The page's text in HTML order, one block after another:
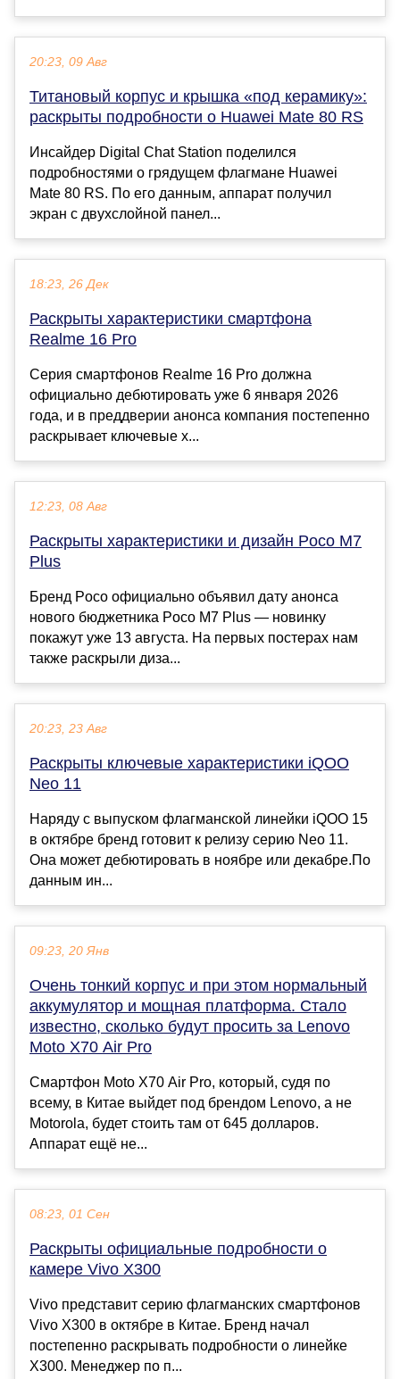
20:23, 09 Авг
Титановый корпус и крышка «под керамику»:
раскрыты подробности о Huawei Mate 80 RS
Инсайдер Digital Chat Station поделился
подробностями о грядущем флагмане Huawei
Mate 80 RS. По его данным, аппарат получил
экран с двухслойной панел...
18:23, 26 Дек
Раскрыты характеристики смартфона
Realme 16 Pro
Серия смартфонов Realme 16 Pro должна
официально дебютировать уже 6 января 2026
года, и в преддверии анонса компания постепенно
раскрывает ключевые х...
12:23, 08 Авг
Раскрыты характеристики и дизайн Poco M7
Plus
Бренд Poco официально объявил дату анонса
нового бюджетника Poco M7 Plus — новинку
покажут уже 13 августа. На первых постерах нам
также раскрыли диза...
20:23, 23 Авг
Раскрыты ключевые характеристики iQOO
Neo 11
Наряду с выпуском флагманской линейки iQOO 15
в октябре бренд готовит к релизу серию Neo 11.
Она может дебютировать в ноябре или декабре.По
данным ин...
09:23, 20 Янв
Очень тонкий корпус и при этом нормальный
аккумулятор и мощная платформа. Стало
известно, сколько будут просить за Lenovo
Moto X70 Air Pro
Смартфон Moto X70 Air Pro, который, судя по
всему, в Китае выйдет под брендом Lenovo, а не
Motorola, будет стоить там от 645 долларов.
Аппарат ещё не...
08:23, 01 Сен
Раскрыты официальные подробности о
камере Vivo X300
Vivo представит серию флагманских смартфонов
Vivo X300 в октябре в Китае. Бренд начал
постепенно раскрывать подробности о линейке
X300. Менеджер по п...